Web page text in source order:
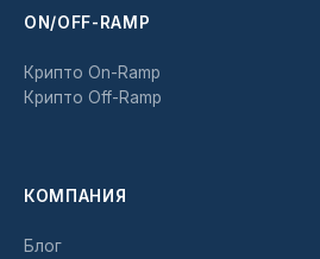
ON/OFF-RAMP
Крипто On-Ramp
Крипто Off-Ramp
КОМПАНИЯ
Блог